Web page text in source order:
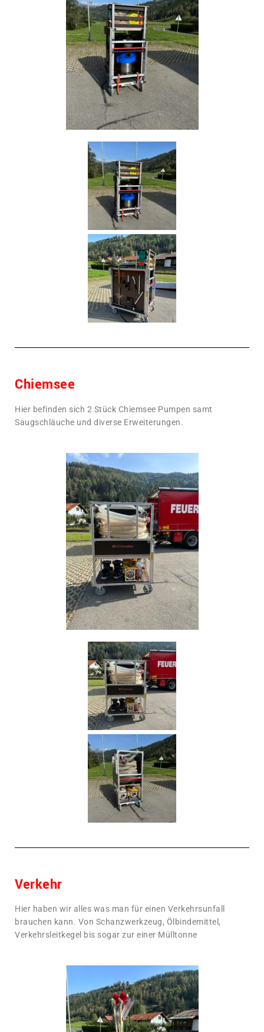
Chiemsee
Hier befinden sich 2 Stück Chiemsee Pumpen samt
Saugschläuche und diverse Erweiterungen.
Verkehr
Hier haben wir alles was man für einen Verkehrsunfall
brauchen kann. Von Schanzwerkzeug, Ölbindemittel,
Verkehrsleitkegel bis sogar zur einer Mülltonne